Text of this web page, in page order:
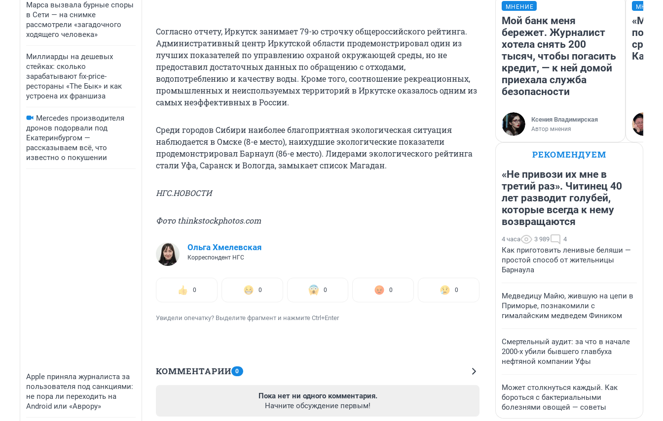
Марса вызвала бурные споры
в Сети — на снимке
рассмотрели «загадочного
ходящего человека»
Миллиарды на дешевых
стейках: сколько
зарабатывают fix-price-
рестораны «The Бык» и как
устроена их франшиза
Mercedes производителя
дронов подорвали под
Екатеринбургом —
рассказываем всё, что
известно о покушении
Apple приняла журналиста за
пользователя под санкциями:
не пора ли переходить на
Android или «Аврору»
Согласно отчету, Иркутск занимает 79-ю строчку общероссийского рейтинга.
Административный центр Иркутской области продемонстрировал один из
лучших показателей по управлению охраной окружающей среды, но не
предоставил достаточных данных по обращению с отходами,
водопотреблению и качеству воды. Кроме того, соотношение рекреационных,
промышленных и неиспользуемых территорий в Иркутске оказалось одним из
самых неэффективных в России.
Среди городов Сибири наиболее благоприятная экологическая ситуация
наблюдается в Омске (8-е место), наихудшие экологические показатели
продемонстрировал Барнаул (86-е место). Лидерами экологического рейтинга
стали Уфа, Саранск и Вологда, замыкает список Магадан.
НГС.НОВОСТИ
Фото thinkstockphotos.com
Ольга Хмелевская
Корреспондент НГС
0 0 0 0 0
Увидели опечатку? Выделите фрагмент и нажмите Ctrl+Enter
КОММЕНТАРИИ 0
Пока нет ни одного комментария.
Начните обсуждение первым!
МНЕНИЕ
Мой банк меня
бережет. Журналист
хотела снять 200
тысяч, чтобы погасить
кредит, — к ней домой
приехала служба
безопасности
Ксения Владимирская
Автор мнения
РЕКОМЕНДУЕМ
«Не привози их мне в
третий раз». Читинец 40
лет разводит голубей,
которые всегда к нему
возвращаются
4 часа 3 989 4
Как приготовить ленивые беляши —
простой способ от жительницы
Барнаула
Медведицу Майю, жившую на цепи в
Приморье, познакомили с
гималайским медведем Фиником
Смертельный аудит: за что в начале
2000-х убили бывшего главбуха
нефтяной компании Уфы
Может столкнуться каждый. Как
бороться с бактериальными
болезнями овощей — советы